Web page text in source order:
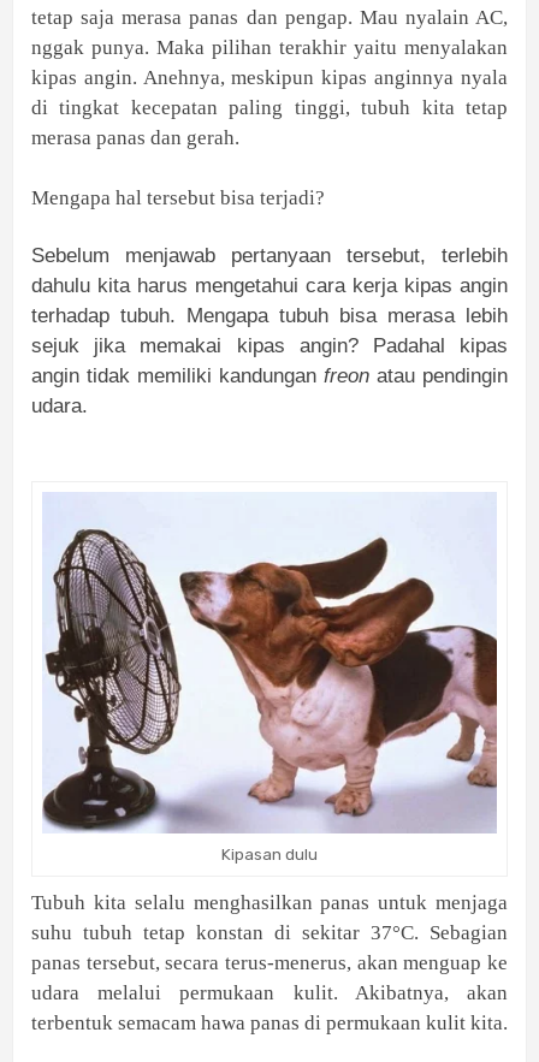
tetap saja merasa panas dan pengap. Mau nyalain AC,
nggak punya. Maka pilihan terakhir yaitu menyalakan
kipas angin. Anehnya, meskipun kipas anginnya nyala
di tingkat kecepatan paling tinggi, tubuh kita tetap
merasa panas dan gerah.
Mengapa hal tersebut bisa terjadi?
Sebelum menjawab pertanyaan tersebut, terlebih
dahulu kita harus mengetahui cara kerja kipas angin
terhadap tubuh. Mengapa tubuh bisa merasa lebih
sejuk jika memakai kipas angin? Padahal kipas
angin tidak memiliki kandungan freon atau pendingin
udara.
Kipasan dulu
Tubuh kita selalu menghasilkan panas untuk menjaga
suhu tubuh tetap konstan di sekitar 37°C. Sebagian
panas tersebut, secara terus-menerus, akan menguap ke
udara melalui permukaan kulit. Akibatnya, akan
terbentuk semacam hawa panas di permukaan kulit kita.